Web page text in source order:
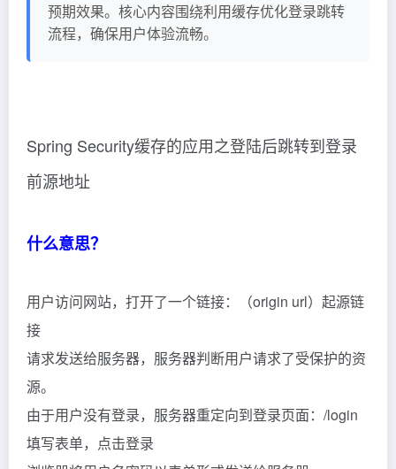
预期效果。核心内容围绕利用缓存优化登录跳转
流程，确保用户体验流畅。
Spring Security缓存的应用之登陆后跳转到登录
前源地址
什么意思？
用户访问网站，打开了一个链接：（origin url）起源链
接
请求发送给服务器，服务器判断用户请求了受保护的资
源。
由于用户没有登录，服务器重定向到登录页面：/login
填写表单，点击登录